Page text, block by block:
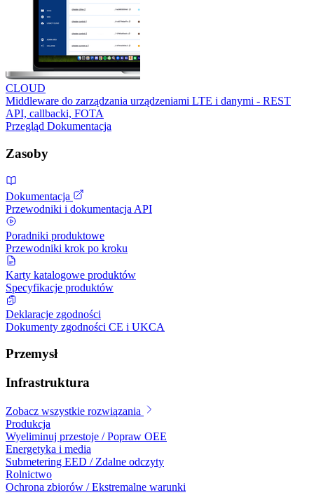
CLOUD
Middleware do zarządzania urządzeniami LTE i danymi - REST
API, callbacki, FOTA
Przegląd Dokumentacja
Zasoby
Dokumentacja
Przewodniki i dokumentacja API
Poradniki produktowe
Przewodniki krok po kroku
Karty katalogowe produktów
Specyfikacje produktów
Deklaracje zgodności
Dokumenty zgodności CE i UKCA
Przemysł
Infrastruktura
Zobacz wszystkie rozwiązania
Produkcja
Wyeliminuj przestoje / Popraw OEE
Energetyka i media
Submetering EED / Zdalne odczyty
Rolnictwo
Ochrona zbiorów / Ekstremalne warunki